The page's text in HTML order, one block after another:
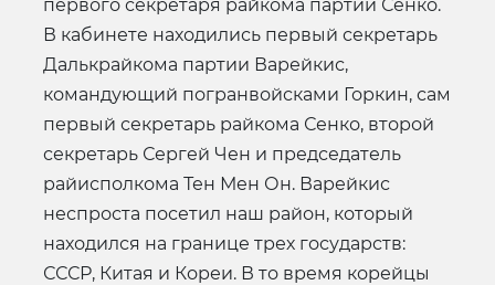
первого секретаря райкома партии Сенко.
В кабинете находились первый секретарь
Далькрайкома партии Варейкис,
командующий погранвойсками Горкин, сам
первый секретарь райкома Сенко, второй
секретарь Сергей Чен и председатель
райисполкома Тен Мен Он. Варейкис
неспроста посетил наш район, который
находился на границе трех государств:
СССР, Китая и Кореи. В то время корейцы